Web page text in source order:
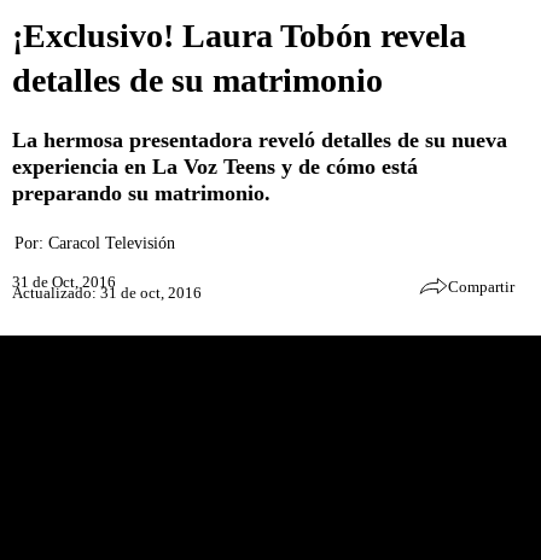
¡Exclusivo! Laura Tobón revela
detalles de su matrimonio
La hermosa presentadora reveló detalles de su nueva
experiencia en La Voz Teens y de cómo está
preparando su matrimonio.
Por: Caracol Televisión
31 de Oct, 2016
Actualizado: 31 de oct, 2016 Compartir